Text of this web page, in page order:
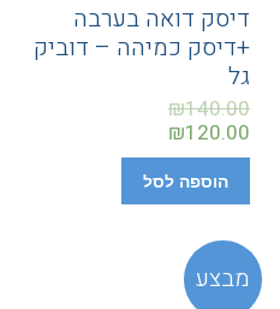
דיסק דואה בערבה
+דיסק כמיהה – דוביק
גל
₪140.00
₪120.00
הוספה לסל
מבצע